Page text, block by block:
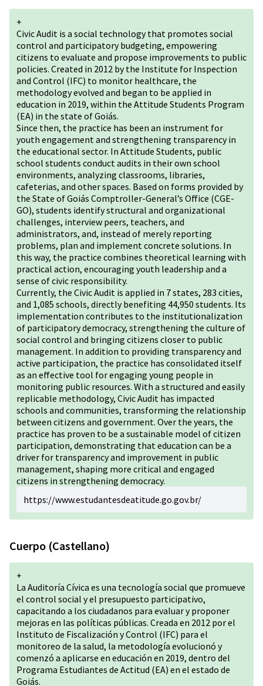
+
Civic Audit is a social technology that promotes social
control and participatory budgeting, empowering
citizens to evaluate and propose improvements to public
policies. Created in 2012 by the Institute for Inspection
and Control (IFC) to monitor healthcare, the
methodology evolved and began to be applied in
education in 2019, within the Attitude Students Program
(EA) in the state of Goiás.
Since then, the practice has been an instrument for
youth engagement and strengthening transparency in
the educational sector. In Attitude Students, public
school students conduct audits in their own school
environments, analyzing classrooms, libraries,
cafeterias, and other spaces. Based on forms provided by
the State of Goiás Comptroller-General’s Office (CGE-
GO), students identify structural and organizational
challenges, interview peers, teachers, and
administrators, and, instead of merely reporting
problems, plan and implement concrete solutions. In
this way, the practice combines theoretical learning with
practical action, encouraging youth leadership and a
sense of civic responsibility.
Currently, the Civic Audit is applied in 7 states, 283 cities,
and 1,085 schools, directly benefiting 44,950 students. Its
implementation contributes to the institutionalization
of participatory democracy, strengthening the culture of
social control and bringing citizens closer to public
management. In addition to providing transparency and
active participation, the practice has consolidated itself
as an effective tool for engaging young people in
monitoring public resources. With a structured and easily
replicable methodology, Civic Audit has impacted
schools and communities, transforming the relationship
between citizens and government. Over the years, the
practice has proven to be a sustainable model of citizen
participation, demonstrating that education can be a
driver for transparency and improvement in public
management, shaping more critical and engaged
citizens in strengthening democracy.
https://www.estudantesdeatitude.go.gov.br/
Cuerpo (Castellano)
+
La Auditoría Cívica es una tecnología social que promueve
el control social y el presupuesto participativo,
capacitando a los ciudadanos para evaluar y proponer
mejoras en las políticas públicas. Creada en 2012 por el
Instituto de Fiscalización y Control (IFC) para el
monitoreo de la salud, la metodología evolucionó y
comenzó a aplicarse en educación en 2019, dentro del
Programa Estudiantes de Actitud (EA) en el estado de
Goiás.